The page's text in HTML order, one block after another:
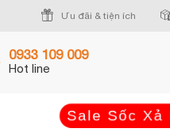
Ưu đãi & tiện ích
0933 109 009
Hot line
Sale Sốc Xả